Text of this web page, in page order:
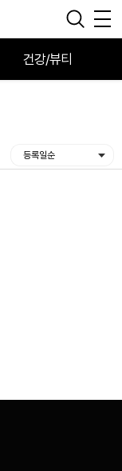
건강/뷰티
등록일순